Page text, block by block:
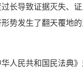
长导致证据灭失、
势发生了翻天覆地
民共和国民法典》